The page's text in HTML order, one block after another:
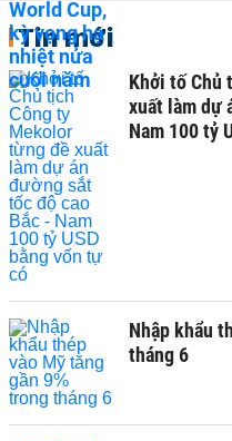
Tin mới
Khởi tố Chủ
xuất làm dự
Nam 100 tỷ
Nhập khẩu
tháng 6